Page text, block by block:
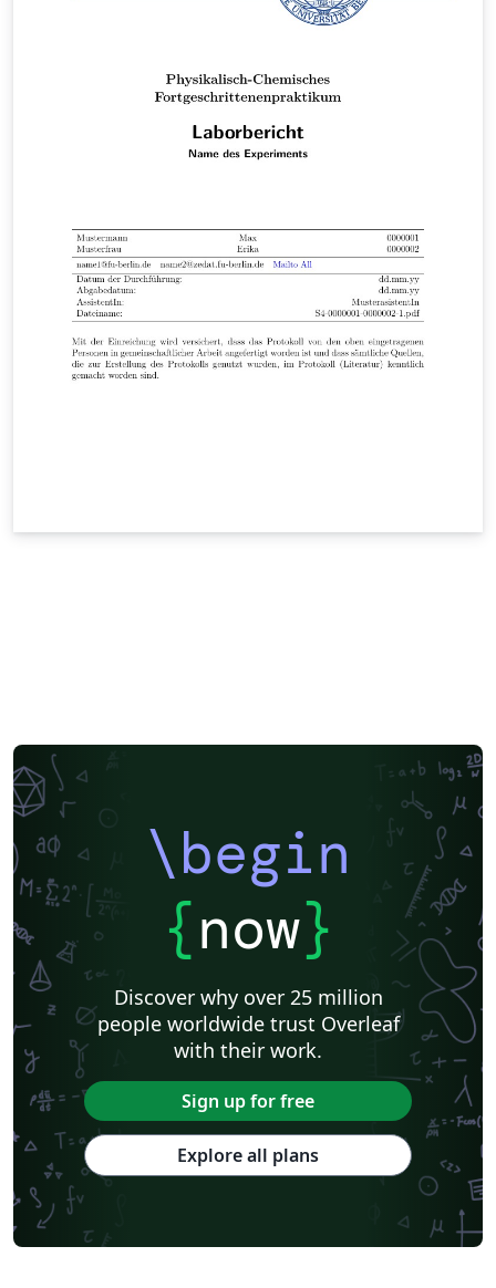
\begin
{now}
Discover why over 25 million
people worldwide trust Overleaf
with their work.
Sign up for free
Explore all plans